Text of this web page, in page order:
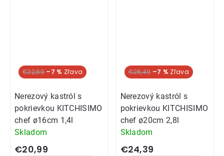
€22,69 –7 %
Nerezový kastról s
pokrievkou KITCHISIMO
chef ø16cm 1,4l
Skladom
€20,99
€26,49 –7 %
Nerezový kastról s
pokrievkou KITCHISIMO
chef ø20cm 2,8l
Skladom
€24,39